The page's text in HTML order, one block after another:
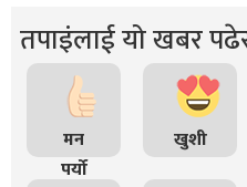
तपाइंलाई यो खबर
मन
पर्यो
खुशी